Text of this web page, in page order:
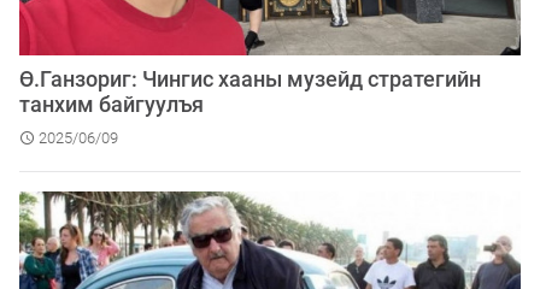
Ө.Ганзориг: Чингис хааны музейд стратегийн
танхим байгуулъя
2025/06/09